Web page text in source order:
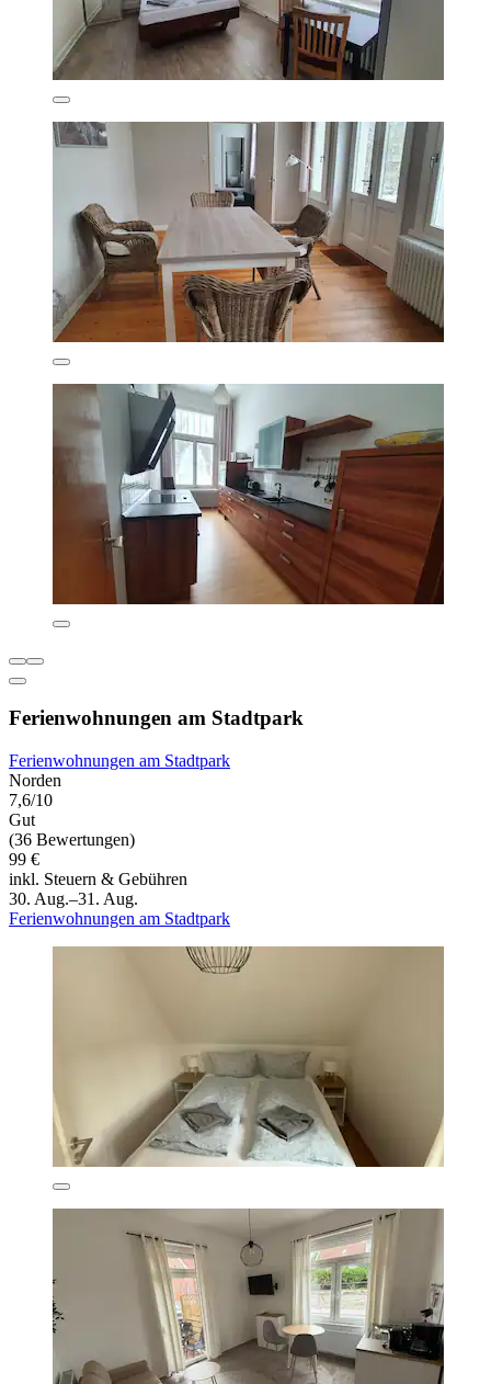
Ferienwohnungen am Stadtpark
Ferienwohnungen am Stadtpark
Norden
7,6/10
Gut
(36 Bewertungen)
99 €
inkl. Steuern & Gebühren
30. Aug.–31. Aug.
Ferienwohnungen am Stadtpark